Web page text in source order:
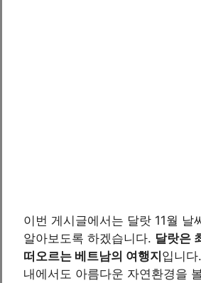
이번 게시글에서는 달랏 11월 날
알아보도록 하겠습니다. 달랏은
떠오르는 베트남의 여행지입니
내에서도 아름다운 자연환경을